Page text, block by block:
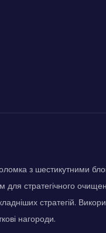
з шестикутними
стратегічного
стратегій.
нагороди.